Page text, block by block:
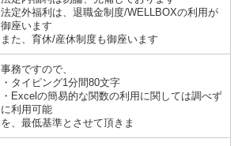
法定外福利は、退職金制度/WELLBOXの利用が
御座います
また、育休/産休制度も御座います
事務ですので、
・タイピング1分間80文字
・Excelの簡易的な関数の利用に関しては調べず
に利用可能
を、最低基準とさせて頂きま